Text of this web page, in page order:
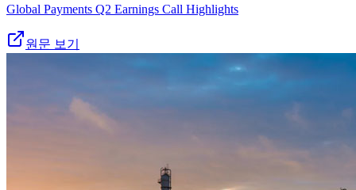
Global Payments Q2 Earnings Call Highlights
원문 보기